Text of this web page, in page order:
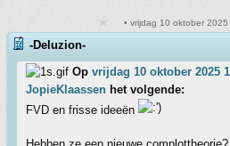
• vrijdag 10 oktober 2025
-Deluzion-
Op vrijdag 10 oktober 2025
JopieKlaassen het volgende:
FVD en frisse ideeën